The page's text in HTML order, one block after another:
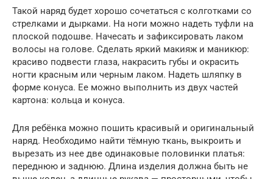
Такой наряд будет хорошо сочетаться с колготками со
стрелками и дырками. На ноги можно надеть туфли на
плоской подошве. Начесать и зафиксировать лаком
волосы на голове. Сделать яркий макияж и маникюр:
красиво подвести глаза, накрасить губы и окрасить
ногти красным или черным лаком. Надеть шляпку в
форме конуса. Ее можно выполнить из двух частей
картона: кольца и конуса.
Для ребёнка можно пошить красивый и оригинальный
наряд. Необходимо найти тёмную ткань, выкроить и
вырезать из нее две одинаковые половинки платья:
переднюю и заднюю. Длина изделия должна быть не